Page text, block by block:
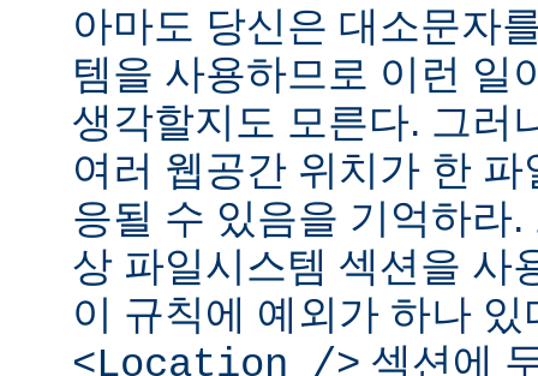
아마도 당신은 대소문자
템을 사용하므로 이런 일
생각할지도 모른다. 그러
여러 웹공간 위치가 한
응될 수 있음을 기억하라
상 파일시스템 섹션을 사
이 규칙에 예외가 하나
<Location /> 섹션에